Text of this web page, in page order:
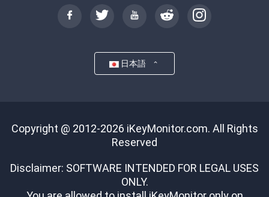
日本語
Copyright @ 2012-2026 iKeyMonitor.com. All Rights
Reserved
Disclaimer: SOFTWARE INTENDED FOR LEGAL USES
ONLY.